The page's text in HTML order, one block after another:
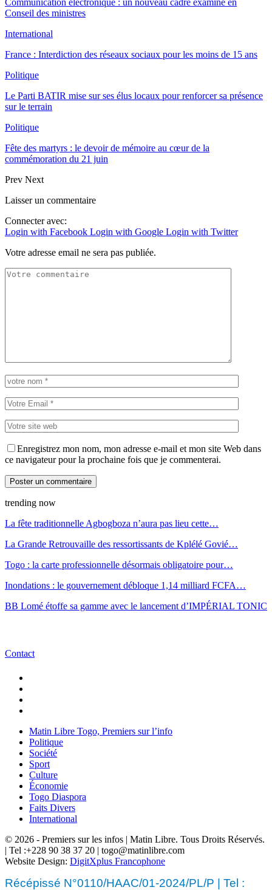
Conseil des ministres
International
France : Interdiction des réseaux sociaux pour les moins de 15 ans
Politique
Le Parti BATIR mise sur ses élus locaux pour renforcer sa présence
sur le terrain
Politique
Fête des martyrs : le devoir de mémoire au cœur de la
commémoration du 21 juin
Prev Next
Laisser un commentaire
Connecter avec:
Login with Facebook Login with Google Login with Twitter
Votre adresse email ne sera pas publiée.
Enregistrez mon nom, mon adresse e-mail et mon site Web dans
ce navigateur pour la prochaine fois que je commenterai.
trending now
La fête traditionnelle Agbogboza n’aura pas lieu cette…
La Grande Retrouvaille des ressortissants de Kplélé Govié…
Togo : la carte professionnelle désormais obligatoire pour…
Inondations : le gouvernement débloque 1,14 milliard FCFA…
BB Lomé étoffe sa gamme avec le lancement d’IMPÉRIAL TONIC
Contact
Matin Libre Togo, Premiers sur l’info
Politique
Société
Sport
Culture
Économie
Togo Diaspora
Faits Divers
International
© 2026 - Premiers sur les infos | Matin Libre. Tous Droits Réservés.
| Tel :+228 90 38 37 20 | togo@matinlibre.com
Website Design: DigitXplus Francophone
Récépissé N°0110/HAAC/01-2024/PL/P | Tel :